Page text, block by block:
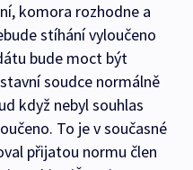
komora rozhodne a
stíhání vyloučeno
bude moct být
soudce normálně
když nebyl souhlas
To je v současné
přijatou normu člen